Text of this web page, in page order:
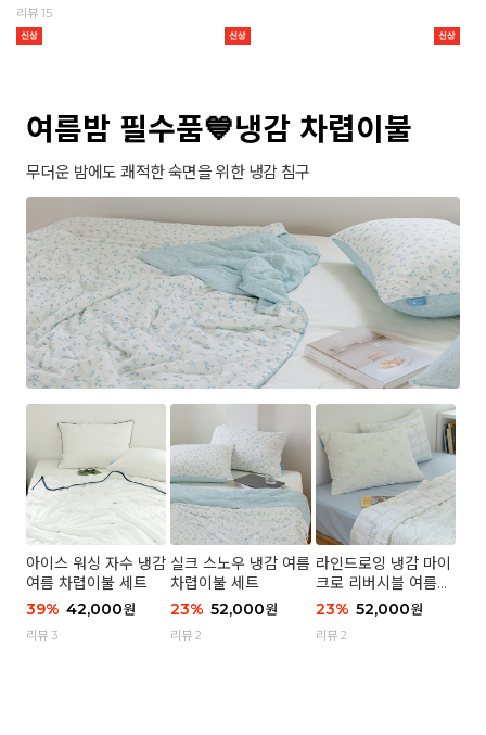
리뷰 15
여름밤 필수품💙냉감 차렵이불
무더운 밤에도 쾌적한 숙면을 위한 냉감 침구
아이스 워싱 자수 냉감
여름 차렵이불 세트
39% 42,000원
리뷰 3
실크 스노우 냉감 여름
차렵이불 세트
23% 52,000원
리뷰 2
라인드로잉 냉감 마이
크로 리버시블 여름이
불 세트
23% 52,000원
리뷰 2